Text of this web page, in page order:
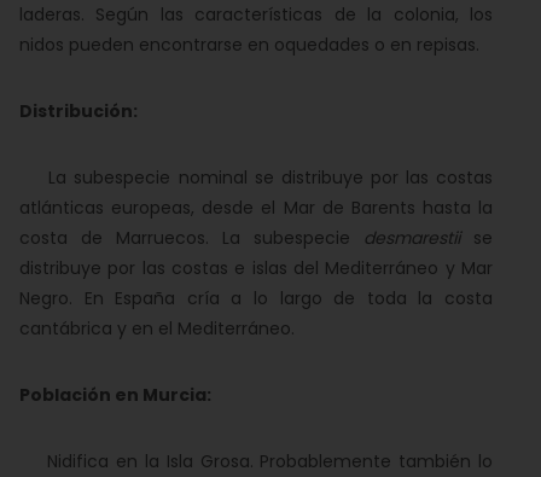
laderas. Según las características de la colonia, los
nidos pueden encontrarse en oquedades o en repisas.
Distribución:
La subespecie nominal se distribuye por las costas
atlánticas europeas, desde el Mar de Barents hasta la
costa de Marruecos. La subespecie desmarestiise
distribuye por las costas e islas del Mediterráneo y Mar
Negro. En España cría a lo largo de toda la costa
cantábrica y en el Mediterráneo.
Población en Murcia:
Nidifica en la Isla Grosa. Probablemente también lo